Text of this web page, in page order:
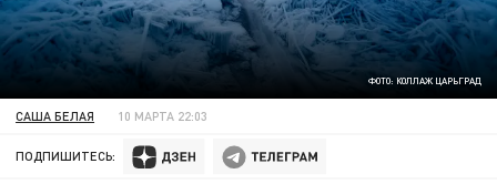
ФОТО: КОЛЛАЖ ЦАРЬГРАД
САША БЕЛАЯ 10 МАРТА 22:03
ПОДПИШИТЕСЬ: